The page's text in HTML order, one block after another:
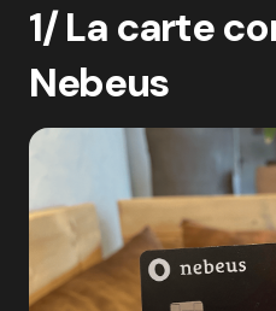
1/ La carte
Nebeus